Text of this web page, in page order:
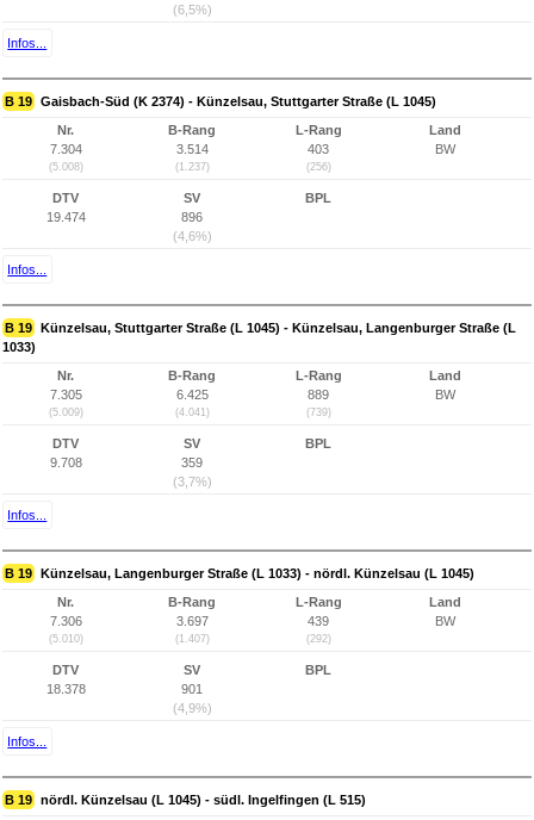
(6,5%)
Infos...
B 19 Gaisbach-Süd (K 2374) - Künzelsau, Stuttgarter Straße (L 1045)
Nr.
7.304
(5.008)
B-Rang
3.514
(1.237)
L-Rang
403
(256)
Land
BW
DTV
19.474
SV
896
(4,6%)
BPL
Infos...
B 19 Künzelsau, Stuttgarter Straße (L 1045) - Künzelsau, Langenburger Straße (L
1033)
Nr.
7.305
(5.009)
B-Rang
6.425
(4.041)
L-Rang
889
(739)
Land
BW
DTV
9.708
SV
359
(3,7%)
BPL
Infos...
B 19 Künzelsau, Langenburger Straße (L 1033) - nördl. Künzelsau (L 1045)
Nr.
7.306
(5.010)
B-Rang
3.697
(1.407)
L-Rang
439
(292)
Land
BW
DTV
18.378
SV
901
(4,9%)
BPL
Infos...
B 19 nördl. Künzelsau (L 1045) - südl. Ingelfingen (L 515)